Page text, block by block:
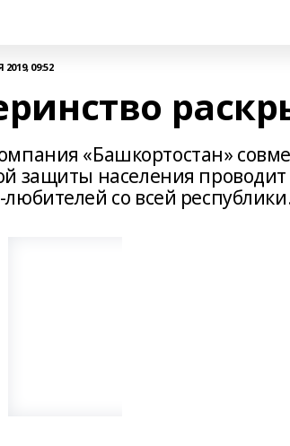
09:52
«Башкортостан»
защиты населения
со всей